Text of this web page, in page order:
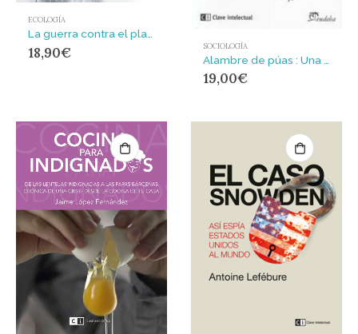
ECOLOGÍA
18,90€ SOCIOLOGÍA
19,00€